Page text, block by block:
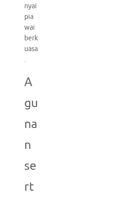
nyai
pia
wai
berk
uasa
.
A
gu
na
n
se
rt